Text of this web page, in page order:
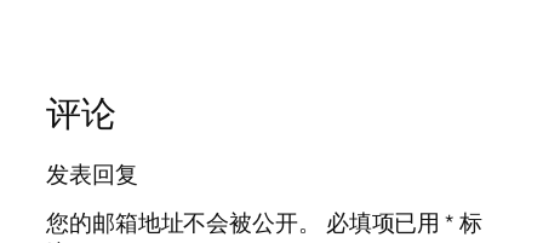
评论
发表回复
您的邮箱地址不会被公开。
必填项已用*标